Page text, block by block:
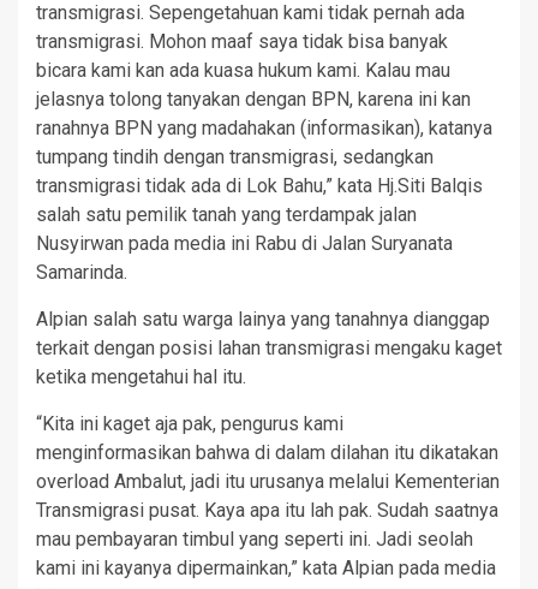
transmigrasi. Sepengetahuan kami tidak pernah ada
transmigrasi. Mohon maaf saya tidak bisa banyak
bicara kami kan ada kuasa hukum kami. Kalau mau
jelasnya tolong tanyakan dengan BPN, karena ini kan
ranahnya BPN yang madahakan (informasikan), katanya
tumpang tindih dengan transmigrasi, sedangkan
transmigrasi tidak ada di Lok Bahu,” kata Hj.Siti Balqis
salah satu pemilik tanah yang terdampak jalan
Nusyirwan pada media ini Rabu di Jalan Suryanata
Samarinda.
Alpian salah satu warga lainya yang tanahnya dianggap
terkait dengan posisi lahan transmigrasi mengaku kaget
ketika mengetahui hal itu.
“Kita ini kaget aja pak, pengurus kami
menginformasikan bahwa di dalam dilahan itu dikatakan
overload Ambalut, jadi itu urusanya melalui Kementerian
Transmigrasi pusat. Kaya apa itu lah pak. Sudah saatnya
mau pembayaran timbul yang seperti ini. Jadi seolah
kami ini kayanya dipermainkan,” kata Alpian pada media